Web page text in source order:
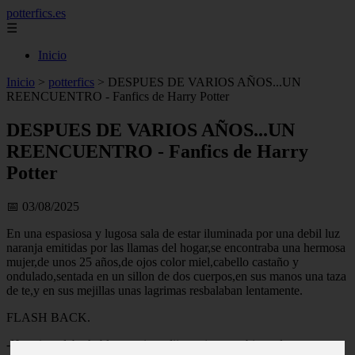
potterfics.es
☰
Inicio
Inicio > potterfics > DESPUES DE VARIOS AÑOS...UN
REENCUENTRO - Fanfics de Harry Potter
DESPUES DE VARIOS AÑOS...UN
REENCUENTRO - Fanfics de Harry
Potter
📅 03/08/2025
En una espasiosa y lugosa sala de estar iluminada por una debil luz
naranja emitidas por las llamas del hogar,se encontraba una hermosa
mujer,de unos 25 años,de ojos color miel,cabello castaño y
ondulado,sentada en un sillon de dos cuerpos,en sus manos una taza
de te,y en sus mejillas unas lagrimas resbalaban lentamente.
FLASH BACK.
-Hermionedebo hablar contigo,-dijo un joven,rubio y alto muy